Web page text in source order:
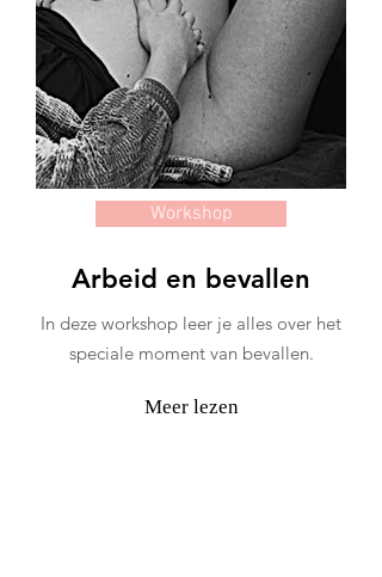
Workshop
Arbeid en bevallen
In deze workshop leer je alles over het
speciale moment van bevallen.
Meer lezen